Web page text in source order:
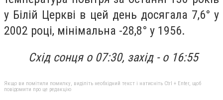
у Білій Церкві в цей день досягала 7,6° у
2002 році, мінімальна -28,8° у 1956.
Схід сонця о 07:30, захід - о 16:55
Якщо ви помітили помилку, виділіть необхідний текст і натисніть Ctrl + Enter, щоб
повідомити про це редакцію